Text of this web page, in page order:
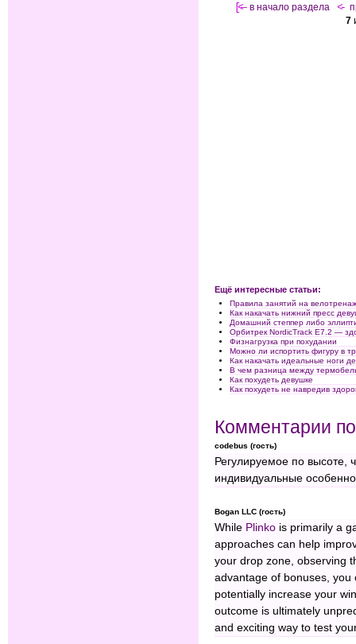
[<— в начало раздела <-
7
Ещё интересные статьи:
Правила занятий на
Как накачать нижний пресс
Домашний степпер либо
Орбитрек NordicTrack E7.2 —
Физнагрузка при похудании
Можно ли испортить фигуру в
Как накачать идеальные ноги
В чем разница между
Как похудеть девушке
Как похудеть не навредив
Комментарии
codebus (гость)
Регулируемое по высоте,
индивидуальные
Bogan LLC (гость)
While Plinko is primarily a
approaches can help
your drop zone, observing
advantage of bonuses, you
potentially increase your
outcome is ultimately
and exciting way to test